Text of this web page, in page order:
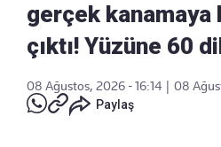
gerçek kanamaya
çıktı! Yüzüne 60
08 Ağustos, 2026 - 16:14
08
Paylaş